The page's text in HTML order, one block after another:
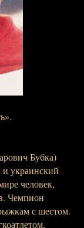
Бубка)
и украинский
человек,
Чемпион
с шестом.